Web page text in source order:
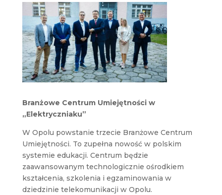
Branżowe Centrum Umiejętności w
„Elektryczniaku”
W Opolu powstanie trzecie Branżowe Centrum
Umiejętności. To zupełna nowość w polskim
systemie edukacji. Centrum będzie
zaawansowanym technologicznie ośrodkiem
kształcenia, szkolenia i egzaminowania w
dziedzinie telekomunikacji w Opolu.